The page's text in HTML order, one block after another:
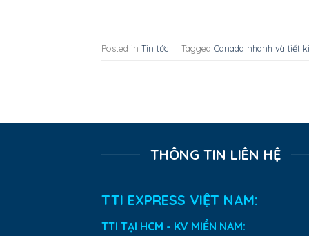
Posted in Tin tức | Tagged Canada nhanh và tiết
THÔNG TIN LIÊN HỆ
TTI EXPRESS VIỆT NAM:
TTI TẠI HCM - KV MIỀN NAM: